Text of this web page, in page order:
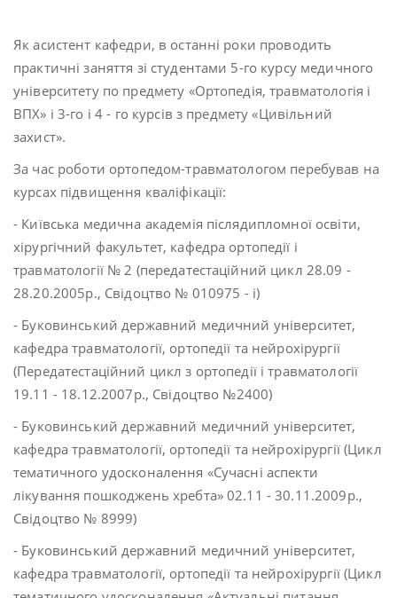
Як асистент кафедри, в останні роки проводить
практичні заняття зі студентами 5-го курсу медичного
університету по предмету «Ортопедія, травматологія і
ВПХ» і 3-го і 4 - го курсів з предмету «Цивільний
захист».
За час роботи ортопедом-травматологом перебував на
курсах підвищення кваліфікації:
- Київська медична академія післядипломної освіти,
хірургічний факультет, кафедра ортопедії і
травматології № 2 (передатестаційний цикл 28.09 -
28.20.2005р., Свідоцтво № 010975 - і)
- Буковинський державний медичний університет,
кафедра травматології, ортопедії та нейрохірургії
(Передатестаційний цикл з ортопедії і травматології
19.11 - 18.12.2007р., Свідоцтво №2400)
- Буковинський державний медичний університет,
кафедра травматології, ортопедії та нейрохірургії (Цикл
тематичного удосконалення «Сучасні аспекти
лікування пошкоджень хребта» 02.11 - 30.11.2009р.,
Свідоцтво № 8999)
- Буковинський державний медичний університет,
кафедра травматології, ортопедії та нейрохірургії (Цикл